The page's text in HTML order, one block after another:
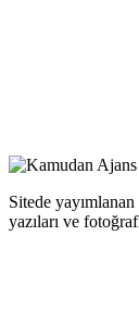
Sitede
yazıları ve